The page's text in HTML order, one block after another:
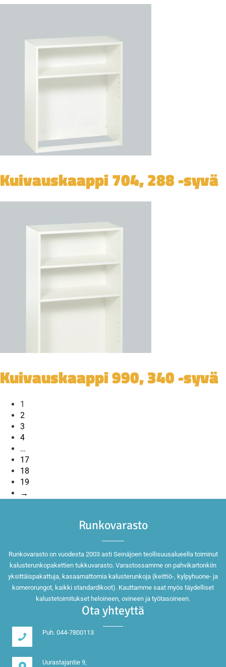
Kuivauskaappi 704, 288 -syvä
Kuivauskaappi 990, 340 -syvä
1
2
3
4
…
17
18
19
→
Runkovarasto
Runkovarasto on vuodesta 2003 asti Seinäjoen teollisuusalueella toiminut
kalusterunkopakettien tukkuvarasto. Varastossamme on pahvikartonkiin
yksittäispakattuja, kasaamattomia kalusterunkoja (keittiö-, kylpyhuone- ja
komerorungot, kaikki standardikoot). Kauttamme saat myös täydelliset
kalustetoimitukset heloineen, ovineen ja työtasoineen.
Ota yhteyttä
Puh. 044-7800113
Uurastajantie 9,